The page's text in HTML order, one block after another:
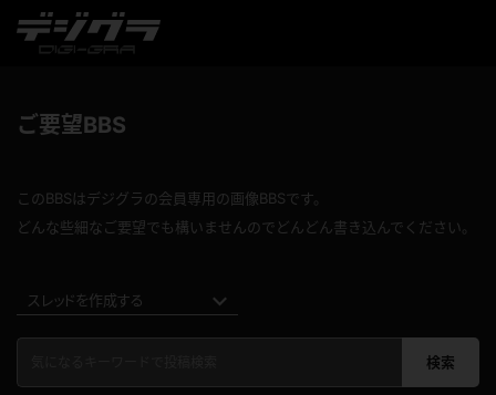
ご要望BBS
このBBSはデジグラの会員専用の画像BBSです。
どんな些細なご要望でも構いませんのでどんどん書き込んでください。
スレッドを作成する
検索